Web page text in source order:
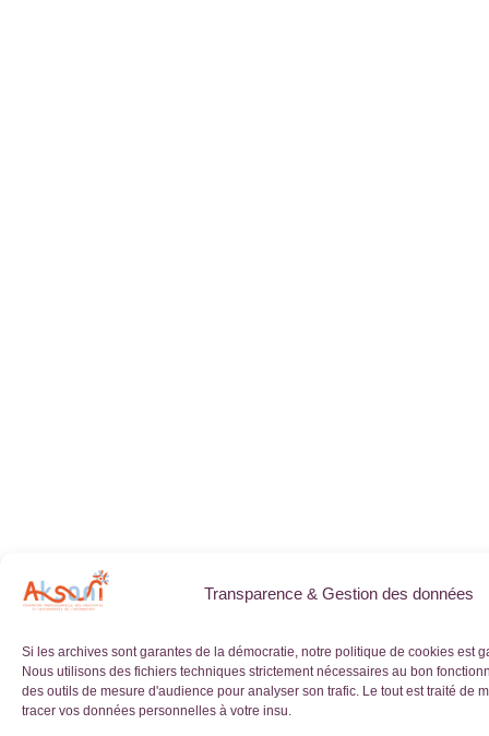
Transparence & Gestion des données
Si les archives sont garantes de la démocratie, notre politique de cookies est
Nous utilisons des fichiers techniques strictement nécessaires au bon
des outils de mesure d'audience pour analyser son trafic. Le tout est traité de
tracer vos données personnelles à votre insu.